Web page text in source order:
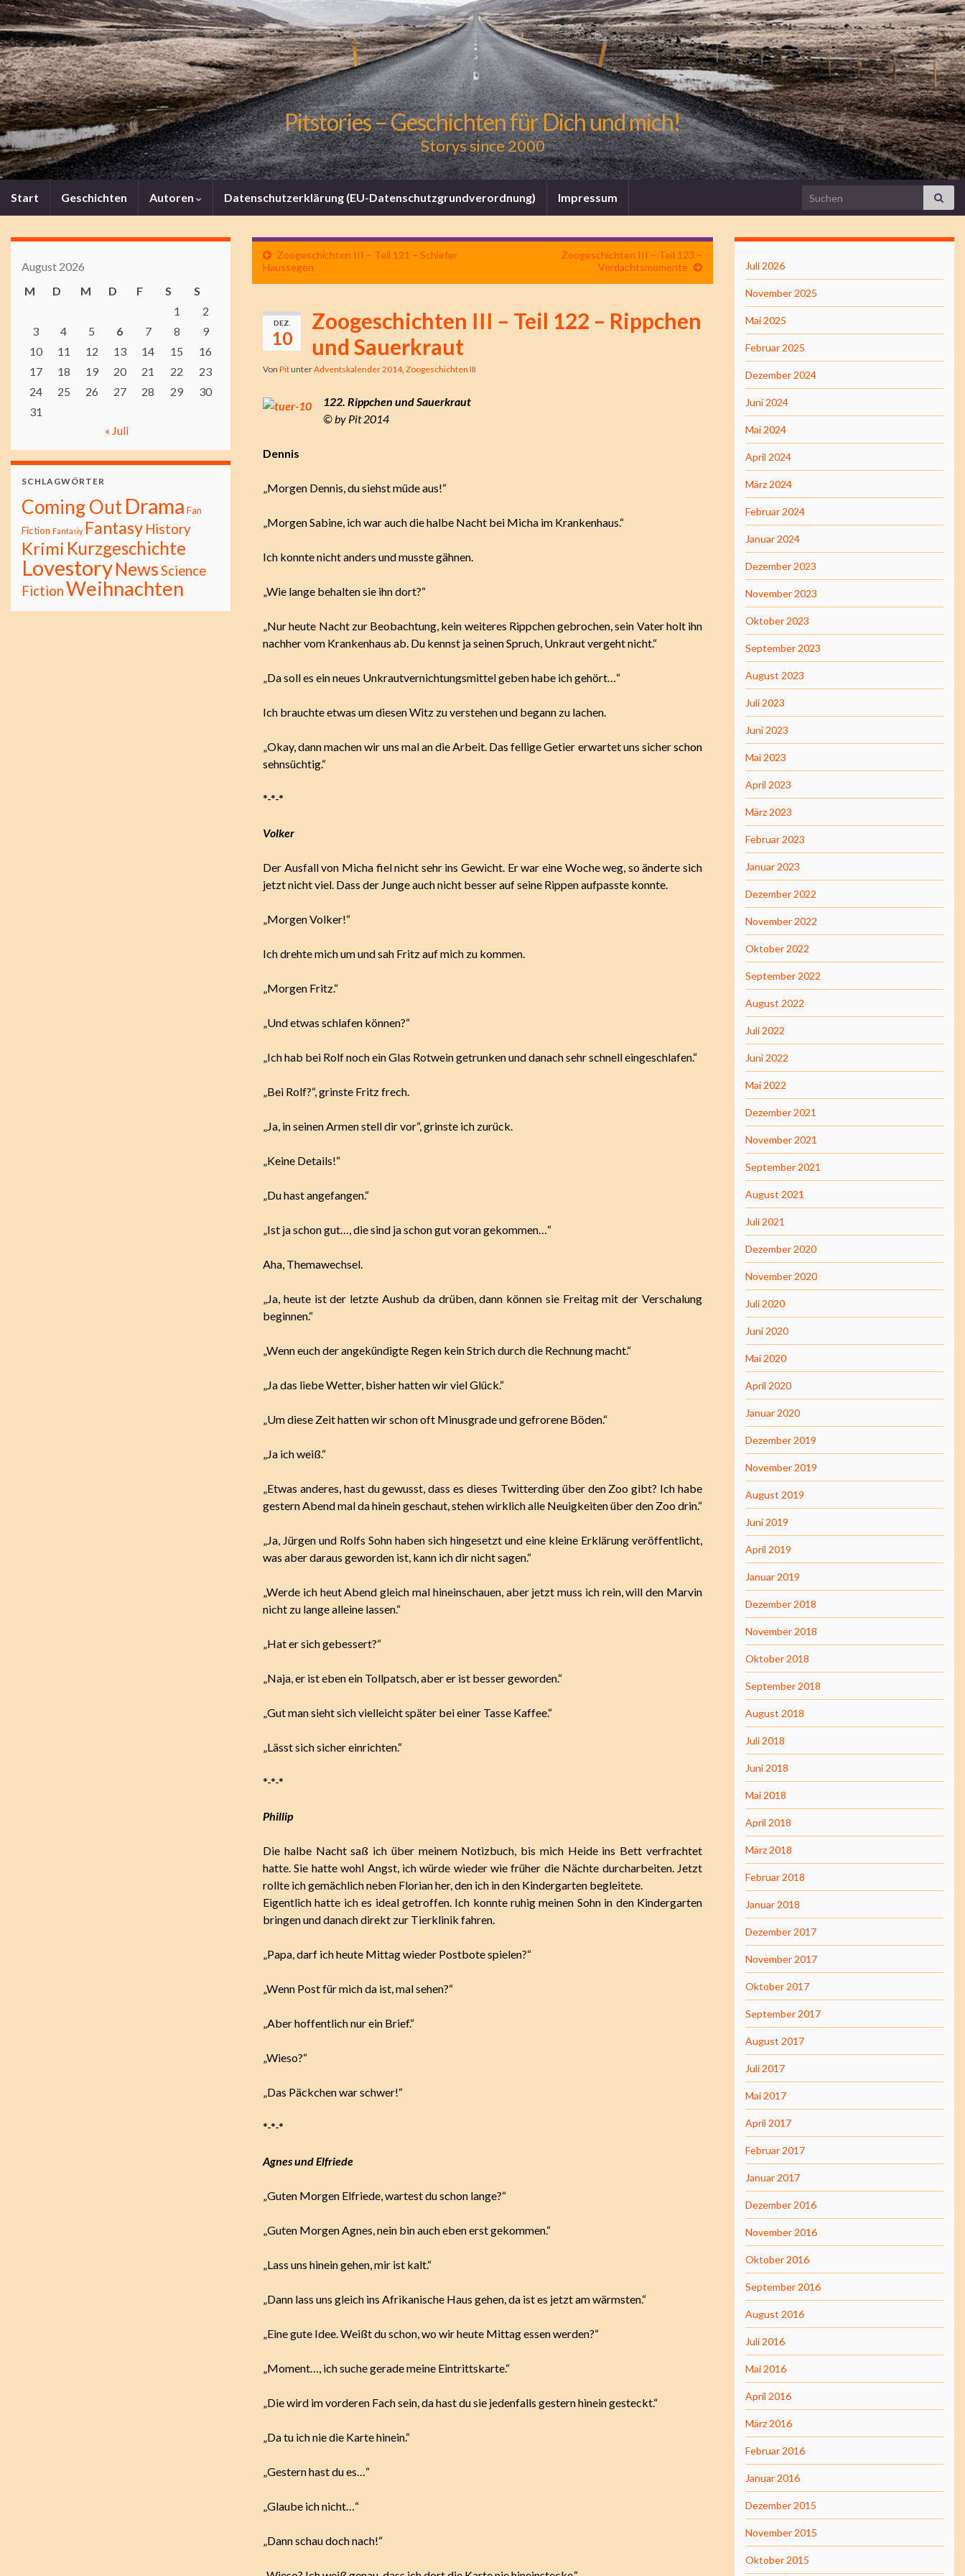
Pitstories – Geschichten für Dich und mich!
Storys since 2000
Start Geschichten Autoren Datenschutzerklärung (EU-Datenschutzgrundverordnung) Impressum Search for:
Zoogeschichten III – Teil 121 – Schiefer
Haussegen
Zoogeschichten III – Teil 123 –
Verdachtsmomente
DEZ.
10
Zoogeschichten III – Teil 122 – Rippchen
und Sauerkraut
Von PitunterAdventskalender 2014, Zoogeschichten III
122. Rippchen und Sauerkraut
© by Pit 2014
Dennis
„Morgen Dennis, du siehst müde aus!“
„Morgen Sabine, ich war auch die halbe Nacht bei Micha im Krankenhaus.“
Ich konnte nicht anders und musste gähnen.
„Wie lange behalten sie ihn dort?“
„Nur heute Nacht zur Beobachtung, kein weiteres Rippchen gebrochen, sein Vater holt ihn
nachher vom Krankenhaus ab. Du kennst ja seinen Spruch, Unkraut vergeht nicht.“
„Da soll es ein neues Unkrautvernichtungsmittel geben habe ich gehört…“
Ich brauchte etwas um diesen Witz zu verstehen und begann zu lachen.
„Okay, dann machen wir uns mal an die Arbeit. Das fellige Getier erwartet uns sicher schon
sehnsüchtig.“
*-*-*
Volker
Der Ausfall von Micha fiel nicht sehr ins Gewicht. Er war eine Woche weg, so änderte sich
jetzt nicht viel. Dass der Junge auch nicht besser auf seine Rippen aufpasste konnte.
„Morgen Volker!“
Ich drehte mich um und sah Fritz auf mich zu kommen.
„Morgen Fritz.“
„Und etwas schlafen können?“
„Ich hab bei Rolf noch ein Glas Rotwein getrunken und danach sehr schnell eingeschlafen.“
„Bei Rolf?“, grinste Fritz frech.
„Ja, in seinen Armen stell dir vor“, grinste ich zurück.
„Keine Details!“
„Du hast angefangen.“
„Ist ja schon gut…, die sind ja schon gut voran gekommen…“
Aha, Themawechsel.
„Ja, heute ist der letzte Aushub da drüben, dann können sie Freitag mit der Verschalung
beginnen.“
„Wenn euch der angekündigte Regen kein Strich durch die Rechnung macht.“
„Ja das liebe Wetter, bisher hatten wir viel Glück.“
„Um diese Zeit hatten wir schon oft Minusgrade und gefrorene Böden.“
„Ja ich weiß.“
„Etwas anderes, hast du gewusst, dass es dieses Twitterding über den Zoo gibt? Ich habe
gestern Abend mal da hinein geschaut, stehen wirklich alle Neuigkeiten über den Zoo drin.“
„Ja, Jürgen und Rolfs Sohn haben sich hingesetzt und eine kleine Erklärung veröffentlicht,
was aber daraus geworden ist, kann ich dir nicht sagen.“
„Werde ich heut Abend gleich mal hineinschauen, aber jetzt muss ich rein, will den Marvin
nicht zu lange alleine lassen.“
„Hat er sich gebessert?“
„Naja, er ist eben ein Tollpatsch, aber er ist besser geworden.“
„Gut man sieht sich vielleicht später bei einer Tasse Kaffee.“
„Lässt sich sicher einrichten.“
*-*-*
Phillip
Die halbe Nacht saß ich über meinem Notizbuch, bis mich Heide ins Bett verfrachtet
hatte. Sie hatte wohl Angst, ich würde wieder wie früher die Nächte durcharbeiten. Jetzt
rollte ich gemächlich neben Florian her, den ich in den Kindergarten begleitete.
Eigentlich hatte ich es ideal getroffen. Ich konnte ruhig meinen Sohn in den Kindergarten
bringen und danach direkt zur Tierklinik fahren.
„Papa, darf ich heute Mittag wieder Postbote spielen?“
„Wenn Post für mich da ist, mal sehen?“
„Aber hoffentlich nur ein Brief.“
„Wieso?“
„Das Päckchen war schwer!“
*-*-*
Agnes und Elfriede
„Guten Morgen Elfriede, wartest du schon lange?“
„Guten Morgen Agnes, nein bin auch eben erst gekommen.“
„Lass uns hinein gehen, mir ist kalt.“
„Dann lass uns gleich ins Afrikanische Haus gehen, da ist es jetzt am wärmsten.“
„Eine gute Idee. Weißt du schon, wo wir heute Mittag essen werden?“
„Moment…, ich suche gerade meine Eintrittskarte.“
„Die wird im vorderen Fach sein, da hast du sie jedenfalls gestern hinein gesteckt.“
„Da tu ich nie die Karte hinein.“
„Gestern hast du es…“
„Glaube ich nicht…“
„Dann schau doch nach!“
August 2026
M
D M D F S
S
1
2
3
4 5 6 7 8
9
10
11 12 13 14 15
16
17
18 19 20 21 22
23
24
25 26 27 28 29
30
31
« Juli
SCHLAGWÖRTER
Coming OutDrama Fan
Fiction Fantasiy Fantasy History
Krimi Kurzgeschichte
LovestoryNewsScience
FictionWeihnachten
Juli 2026
November 2025
Mai 2025
Februar 2025
Dezember 2024
Juni 2024
Mai 2024
April 2024
März 2024
Februar 2024
Januar 2024
Dezember 2023
November 2023
Oktober 2023
September 2023
August 2023
Juli 2023
Juni 2023
Mai 2023
April 2023
März 2023
Februar 2023
Januar 2023
Dezember 2022
November 2022
Oktober 2022
September 2022
August 2022
Juli 2022
Juni 2022
Mai 2022
Dezember 2021
November 2021
September 2021
August 2021
Juli 2021
Dezember 2020
November 2020
Juli 2020
Juni 2020
Mai 2020
April 2020
Januar 2020
Dezember 2019
November 2019
August 2019
Juni 2019
April 2019
Januar 2019
Dezember 2018
November 2018
Oktober 2018
September 2018
August 2018
Juli 2018
Juni 2018
Mai 2018
April 2018
März 2018
Februar 2018
Januar 2018
Dezember 2017
November 2017
Oktober 2017
September 2017
August 2017
Juli 2017
Mai 2017
April 2017
Februar 2017
Januar 2017
Dezember 2016
November 2016
Oktober 2016
September 2016
August 2016
Juli 2016
Mai 2016
April 2016
März 2016
Februar 2016
Januar 2016
Dezember 2015
November 2015
Oktober 2015